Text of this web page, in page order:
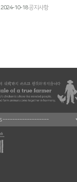
2024-10-18공지사항